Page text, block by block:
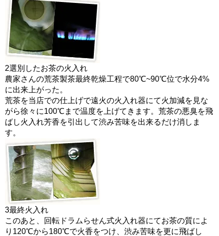
2選別したお茶の火入れ
農家さんの荒茶製茶最終乾燥工程で80℃~90℃位で水分4%
に出来上がった。
荒茶を当店での仕上げで遠火の火入れ器にて火加減を見な
がら徐々に100℃まで温度を上げてきます。荒茶の悪臭を飛
ばし火入れ芳香を引出して渋み苦味を出来るだけ消しま
す。
3最終火入れ
このあと、回転ドラムらせん式火入れ器にてお茶の質によ
り120℃から180℃で火香をつけ、渋み苦味を更に飛ばし